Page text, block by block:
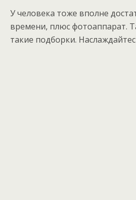
У человека тоже вполне
времени, плюс фотоаппарат.
такие подборки.